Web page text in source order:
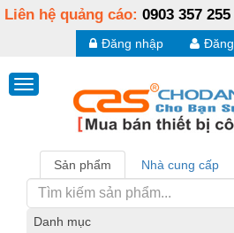
Liên hệ quảng cáo: 0903 357 255
Đăng nhập
Sản phẩm Nhà cung cấp
Danh mục